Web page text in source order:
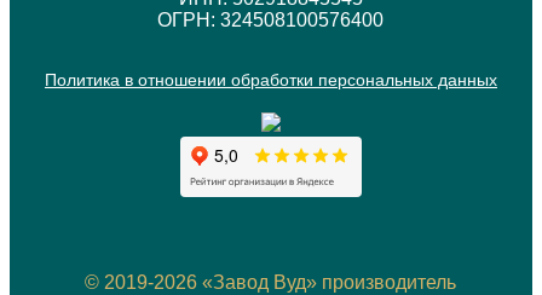
ОГРН: 324508100576400
Политика в отношении обработки персональных данных
© 2019-2026 «Завод Вуд» производитель